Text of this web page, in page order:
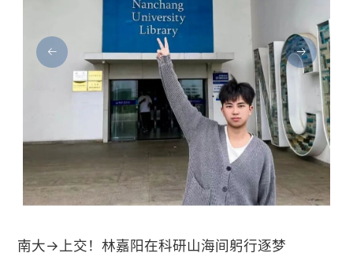
傅平勇：三十年印刷守一线，零延误交付立标杆
南大→上交！林嘉阳在科研山海间躬行逐梦
傅平勇：三十年印刷守一线，零延误交付立标杆
南大→上交！林嘉阳在科研山海间躬行逐梦